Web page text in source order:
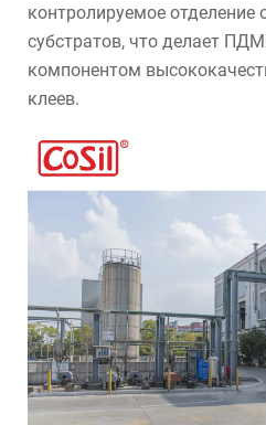
контролируемое отделение
субстратов, что делает
компонентом
клеев.